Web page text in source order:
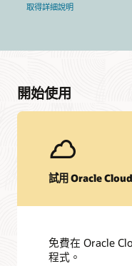
取得詳細說明
開始使用
試用 Oracle
免費在 Oracle
程式。